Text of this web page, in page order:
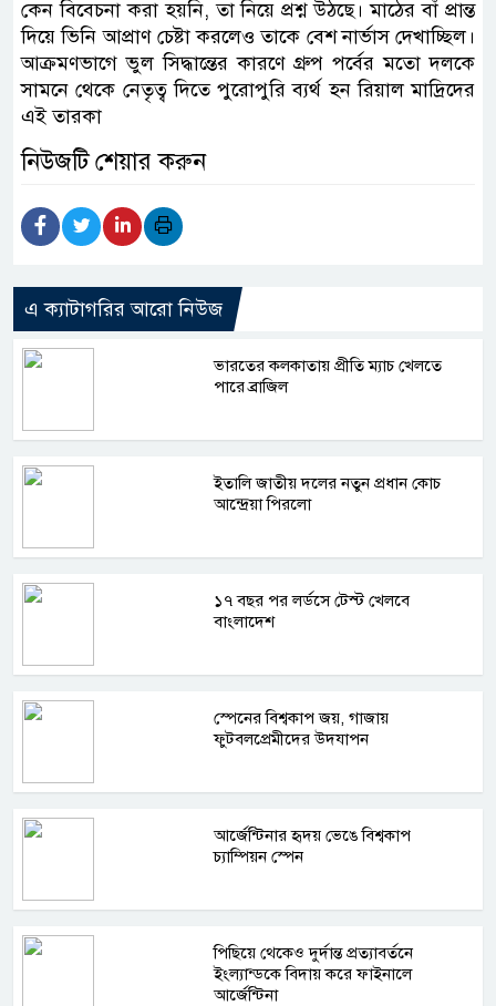
কেন বিবেচনা করা হয়নি, তা নিয়ে প্রশ্ন উঠছে। মাঠের বাঁ প্রান্ত
দিয়ে ভিনি আপ্রাণ চেষ্টা করলেও তাকে বেশ নার্ভাস দেখাচ্ছিল।
আক্রমণভাগে ভুল সিদ্ধান্তের কারণে গ্রুপ পর্বের মতো দলকে
সামনে থেকে নেতৃত্ব দিতে পুরোপুরি ব্যর্থ হন রিয়াল মাদ্রিদের
এই তারকা
নিউজটি শেয়ার করুন
এ ক্যাটাগরির আরো নিউজ
ভারতের কলকাতায় প্রীতি ম্যাচ খেলতে
পারে ব্রাজিল
ইতালি জাতীয় দলের নতুন প্রধান কোচ
আন্দ্রেয়া পিরলো
১৭ বছর পর লর্ডসে টেস্ট খেলবে
বাংলাদেশ
স্পেনের বিশ্বকাপ জয়, গাজায়
ফুটবলপ্রেমীদের উদযাপন
আর্জেন্টিনার হৃদয় ভেঙে বিশ্বকাপ
চ্যাম্পিয়ন স্পেন
পিছিয়ে থেকেও দুর্দান্ত প্রত্যাবর্তনে
ইংল্যান্ডকে বিদায় করে ফাইনালে
আর্জেন্টিনা